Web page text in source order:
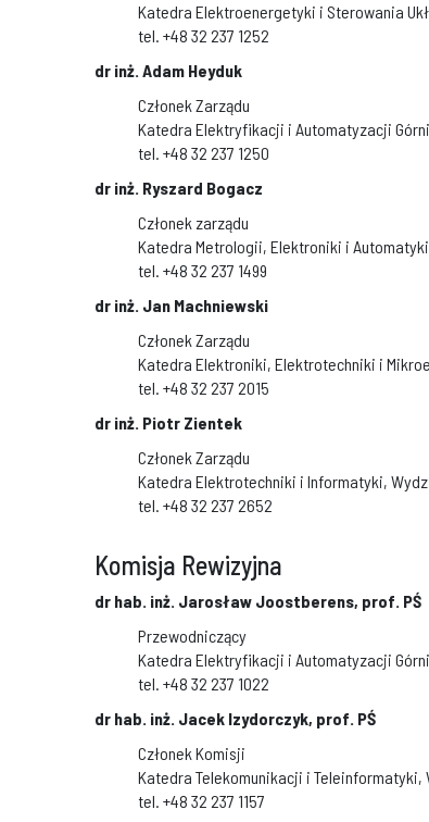
Katedra Elektroenergetyki i Sterowania
tel. +48 32 237 1252
dr inż. Adam Heyduk
Członek Zarządu
Katedra Elektryfikacji i Automatyzacji
tel. +48 32 237 1250
dr inż. Ryszard Bogacz
Członek zarządu
Katedra Metrologii, Elektroniki i
tel. +48 32 237 1499
dr inż. Jan Machniewski
Członek Zarządu
Katedra Elektroniki, Elektrotechniki i
tel. +48 32 237 2015
dr inż. Piotr Zientek
Członek Zarządu
Katedra Elektrotechniki i Informatyki,
tel. +48 32 237 2652
Komisja Rewizyjna
dr hab. inż. Jarosław Joostberens, prof. PŚ
Przewodniczący
Katedra Elektryfikacji i Automatyzacji
tel. +48 32 237 1022
dr hab. inż. Jacek Izydorczyk, prof. PŚ
Członek Komisji
Katedra Telekomunikacji i
tel. +48 32 237 1157